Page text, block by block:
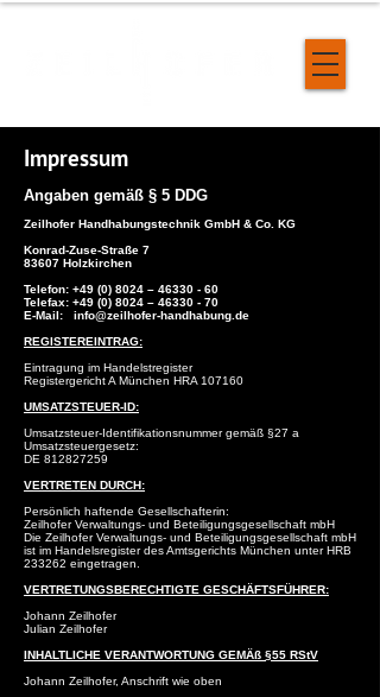
Impressum
Angaben gemäß § 5 DDG
Zeilhofer Handhabungstechnik GmbH & Co. KG
Konrad-Zuse-Straße 7
83607 Holzkirchen
Telefon: +49 (0) 8024 – 46330 - 60
Telefax: +49 (0) 8024 – 46330 - 70
E-Mail: info@zeilhofer-handhabung.de
REGISTEREINTRAG:
Eintragung im Handelstregister
Registergericht A München HRA 107160
UMSATZSTEUER-ID:
Umsatzsteuer-Identifikationsnummer gemäß §27 a
Umsatzsteuergesetz:
DE 812827259
VERTRETEN DURCH:
Persönlich haftende Gesellschafterin:
Zeilhofer Verwaltungs- und Beteiligungsgesellschaft mbH
Die Zeilhofer Verwaltungs- und Beteiligungsgesellschaft mbH
ist im Handelsregister des Amtsgerichts München unter HRB
233262 eingetragen.
VERTRETUNGSBERECHTIGTE GESCHÄFTSFÜHRER:
Johann Zeilhofer
Julian Zeilhofer
INHALTLICHE VERANTWORTUNG GEMÄß §55 RStV
Johann Zeilhofer, Anschrift wie oben